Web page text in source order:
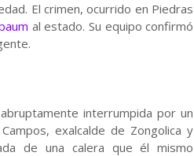
El crimen, ocurrido en Piedras
al estado. Su equipo confirmó
interrumpida por un
exalcalde de Zongolica y
de una calera que él mismo